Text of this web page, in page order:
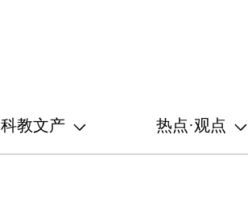
科教文产 热点·观点